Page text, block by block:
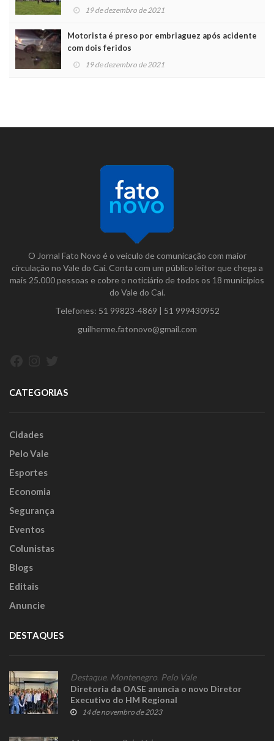
19 de dezembro de 2021
Motorista é preso por embriaguez após acidente
com dois feridos
19 de dezembro de 2021
O Jornal Fato Novo é o veículo de comunicação com maior
circulação no Vale do Caí. Conta com um público leitor que chega a
mais 25.000 pessoas e cobre o noticiário de todos os 18 municípios
do Vale do Caí.
Telefones: 51 99823-4869 | 51 999430952
guilherme.fatonovo@gmail.com
CATEGORIAS
Cidades
Pelo Vale
Esportes
Economia
Segurança
Eventos
Colunistas
Blogs
Editais
Anuncie
DESTAQUES
Destaque, Montenegro Pelo Vale
Diretoria da OASE anuncia o novo Diretor
Executivo do HM Regional
14 de novembro de 2023